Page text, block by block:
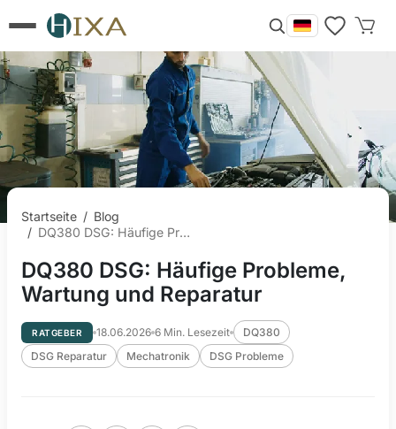
Startseite / Blog
/
DQ380 DSG: Häufige Probleme, Wartung und Reparatur
DQ380 DSG: Häufige Probleme,
Wartung und Reparatur
RATGEBER 18.06.2026 6 Min. Lesezeit
DQ380
DSG Reparatur
Mechatronik DSG Probleme